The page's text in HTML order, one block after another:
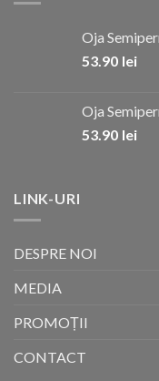
Oja
53.90 lei
Oja
53.90 lei
LINK-URI
DESPRE NOI
MEDIA
PROMOȚII
CONTACT